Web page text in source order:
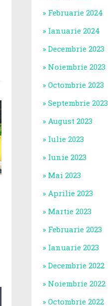
Februarie 2024
Ianuarie 2024
Decembrie 2023
Noiembrie 2023
Octombrie 2023
Septembrie 2023
August 2023
Iulie 2023
Iunie 2023
Mai 2023
Aprilie 2023
Martie 2023
Februarie 2023
Ianuarie 2023
Decembrie 2022
Noiembrie 2022
Octombrie 2022